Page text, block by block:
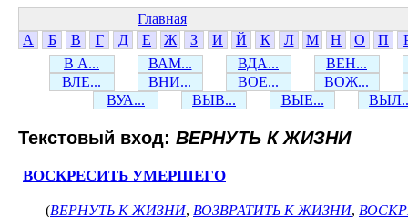
Главная
А
Б В Г Д Е Ж З И Й К Л М Н О П
В А...
ВАМ... ВДА...
ВЕН...
ВЛЕ...
ВНИ... ВОЕ...
ВОЖ...
ВУА...
ВЫВ... ВЫЕ...
Текстовый вход: ВЕРНУТЬ К ЖИЗНИ
ВОСКРЕСИТЬ УМЕРШЕГО
(ВЕРНУТЬ К ЖИЗНИ, ВОЗВРАТИТЬ К ЖИЗНИ,